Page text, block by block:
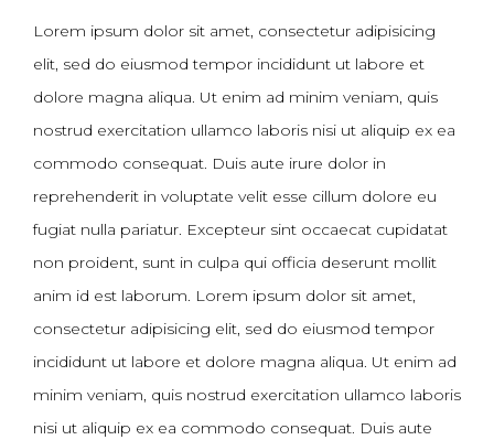
Lorem ipsum dolor sit amet, consectetur adipisicing
elit, sed do eiusmod tempor incididunt ut labore et
dolore magna aliqua. Ut enim ad minim veniam, quis
nostrud exercitation ullamco laboris nisi ut aliquip ex ea
commodo consequat. Duis aute irure dolor in
reprehenderit in voluptate velit esse cillum dolore eu
fugiat nulla pariatur. Excepteur sint occaecat cupidatat
non proident, sunt in culpa qui officia deserunt mollit
anim id est laborum. Lorem ipsum dolor sit amet,
consectetur adipisicing elit, sed do eiusmod tempor
incididunt ut labore et dolore magna aliqua. Ut enim ad
minim veniam, quis nostrud exercitation ullamco laboris
nisi ut aliquip ex ea commodo consequat. Duis aute